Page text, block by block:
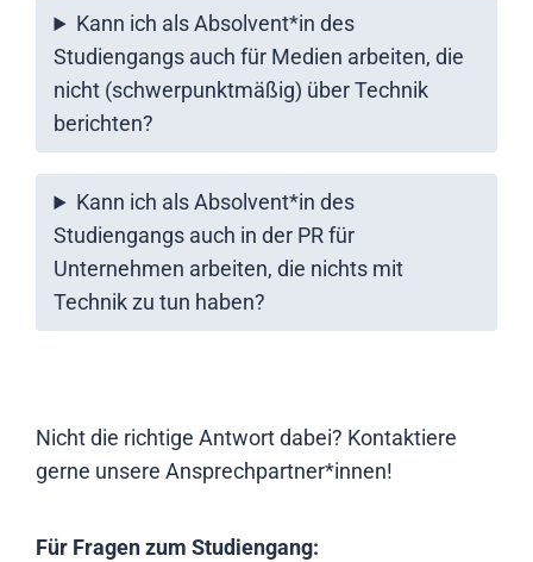
Kann ich als Absolvent*in des
Studiengangs auch für Medien arbeiten, die
nicht (schwerpunktmäßig) über Technik
berichten?
Kann ich als Absolvent*in des
Studiengangs auch in der PR für
Unternehmen arbeiten, die nichts mit
Technik zu tun haben?
Nicht die richtige Antwort dabei? Kontaktiere
gerne unsere Ansprechpartner*innen!
Für Fragen zum Studiengang: